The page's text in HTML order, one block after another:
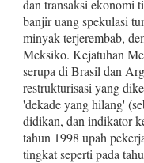
dan transaksi ekonomi
banjir uang spekulasi
minyak terjerembab,
Meksiko. Kejatuhan
serupa di Brasil dan
restrukturisasi yang
'dekade yang hilang'
didikan, dan indikator
tahun 1998 upah
ting­kat seperti pada